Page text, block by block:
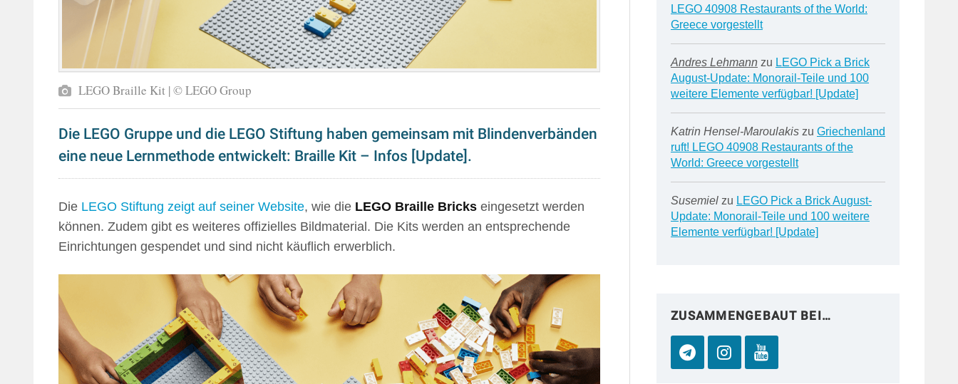
LEGO Braille Kit | © LEGO Group
Die LEGO Gruppe und die LEGO Stiftung haben gemeinsam mit Blindenverbänden
eine neue Lernmethode entwickelt: Braille Kit – Infos [Update].
Die LEGO Stiftung zeigt auf seiner Website, wie die LEGO Braille Bricks eingesetzt werden
können. Zudem gibt es weiteres offizielles Bildmaterial. Die Kits werden an entsprechende
Einrichtungen gespendet und sind nicht käuflich erwerblich.
LEGO 40908 Restaurants of the World:
Greece vorgestellt
Andres Lehmannzu LEGO Pick a Brick
August-Update: Monorail-Teile und 100
weitere Elemente verfügbar! [Update]
Katrin Hensel-Maroulakiszu Griechenland
ruft! LEGO 40908 Restaurants of the
World: Greece vorgestellt
Susemielzu LEGO Pick a Brick August-
Update: Monorail-Teile und 100 weitere
Elemente verfügbar! [Update]
ZUSAMMENGEBAUT BEI…